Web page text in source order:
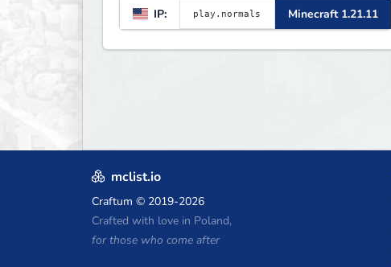
community. Enjoy weekly
updates, new features, and
endless adventures!
IP: Minecraft 1.21.11
mclist.io
Craftum © 2019-2026
Crafted with love in Poland,
for those who come after